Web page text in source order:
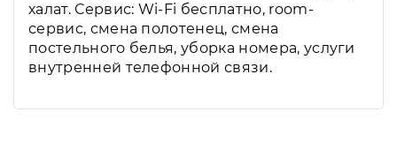
халат. Сервис: Wi-Fi бесплатно, room-
сервис, смена полотенец, смена
постельного белья, уборка номера, услуги
внутренней телефонной связи.